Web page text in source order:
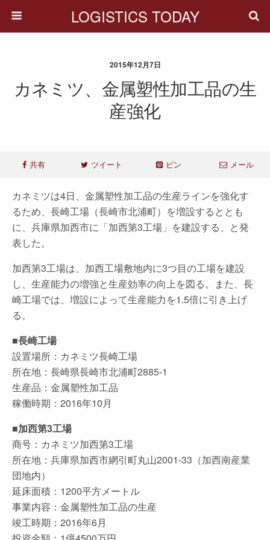
LOGISTICS TODAY
2015年12月7日
カネミツ、金属塑性加工品の生
産強化
共有 ツイート ピン メール
カネミツは4日、金属塑性加工品の生産ラインを強化す
るため、長崎工場（長崎市北浦町）を増設するととも
に、兵庫県加西市に「加西第3工場」を建設する、と発
表した。
加西第3工場は、加西工場敷地内に3つ目の工場を建設
し、生産能力の増強と生産効率の向上を図る。また、長
崎工場では、増設によって生産能力を1.5倍に引き上げ
る。
■長崎工場
設置場所：カネミツ長崎工場
所在地：長崎県長崎市北浦町2885-1
生産品：金属塑性加工品
稼働時期：2016年10月
■加西第3工場
商号：カネミツ加西第3工場
所在地：兵庫県加西市網引町丸山2001-33（加西南産業
団地内）
延床面積：1200平方メートル
事業内容：金属塑性加工品の生産
竣工時期：2016年6月